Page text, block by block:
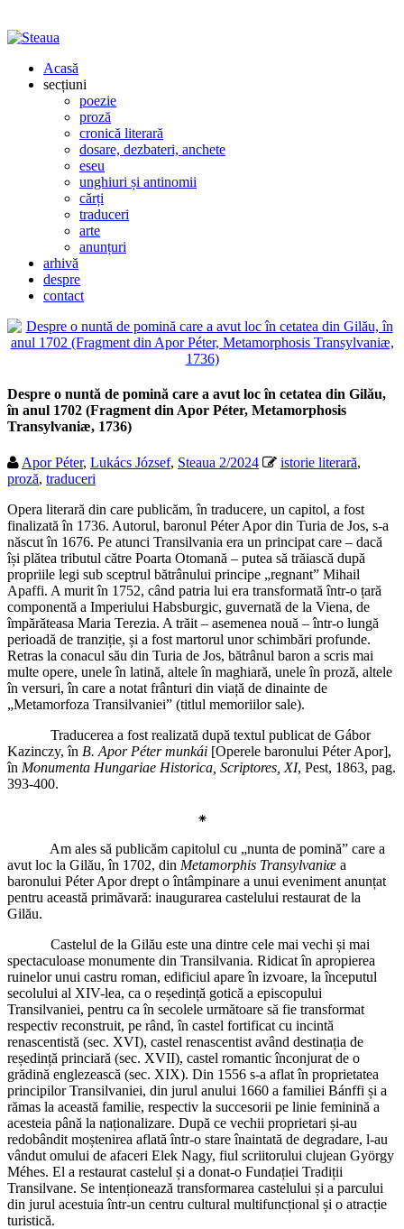
Acasă
secțiuni
poezie
proză
cronică literară
dosare, dezbateri, anchete
eseu
unghiuri și antinomii
cărți
traduceri
arte
anunțuri
arhivă
despre
contact
Despre o nuntă de pomină care a avut loc în cetatea din Gilău,
în anul 1702 (Fragment din Apor Péter, Metamorphosis
Transylvaniæ, 1736)
Apor Péter, Lukács József, Steaua 2/2024 istorie literară,
proză, traduceri
Opera literară din care publicăm, în traducere, un capitol, a fost
finalizată în 1736. Autorul, baronul Péter Apor din Turia de Jos, s-a
născut în 1676. Pe atunci Transilvania era un principat care – dacă
își plătea tributul către Poarta Otomană – putea să trăiască după
propriile legi sub sceptrul bătrânului principe „regnant” Mihail
Apaffi. A murit în 1752, când patria lui era transformată într-o țară
componentă a Imperiului Habsburgic, guvernată de la Viena, de
împărăteasa Maria Terezia. A trăit – asemenea nouă – într-o lungă
perioadă de tranziție, și a fost martorul unor schimbări profunde.
Retras la conacul său din Turia de Jos, bătrânul baron a scris mai
multe opere, unele în latină, altele în maghiară, unele în proză, altele
în versuri, în care a notat frânturi din viață de dinainte de
„Metamorfoza Transilvaniei” (titlul memoriilor sale).
Traducerea a fost realizată după textul publicat de Gábor
Kazinczy, în B. Apor Péter munkái [Operele baronului Péter Apor],
în Monumenta Hungariae Historica, Scriptores, XI, Pest, 1863, pag.
393-400.
⁕
Am ales să publicăm capitolul cu „nunta de pomină” care a
avut loc la Gilău, în 1702, din Metamorphis Transylvaniæ a
baronului Péter Apor drept o întâmpinare a unui eveniment anunțat
pentru această primăvară: inaugurarea castelului restaurat de la
Gilău.
Castelul de la Gilău este una dintre cele mai vechi și mai
spectaculoase monumente din Transilvania. Ridicat în apropierea
ruinelor unui castru roman, edificiul apare în izvoare, la începutul
secolului al XIV-lea, ca o reședință gotică a episcopului
Transilvaniei, pentru ca în secolele următoare să fie transformat
respectiv reconstruit, pe rând, în castel fortificat cu incintă
renascentistă (sec. XVI), castel renascentist având destinația de
reședință princiară (sec. XVII), castel romantic înconjurat de o
grădină englezească (sec. XIX). Din 1556 s-a aflat în proprietatea
principilor Transilvaniei, din jurul anului 1660 a familiei Bánffi și a
rămas la această familie, respectiv la succesorii pe linie feminină a
acesteia până la naționalizare. După ce vechii proprietari și-au
redobândit moștenirea aflată într-o stare înaintată de degradare, l-au
vândut omului de afaceri Elek Nagy, fiul scriitorului clujean György
Méhes. El a restaurat castelul și a donat-o Fundației Tradiții
Transilvane. Se intenționează transformarea castelului și a parcului
din jurul acestuia într-un centru cultural multifuncțional și o atracție
turistică.